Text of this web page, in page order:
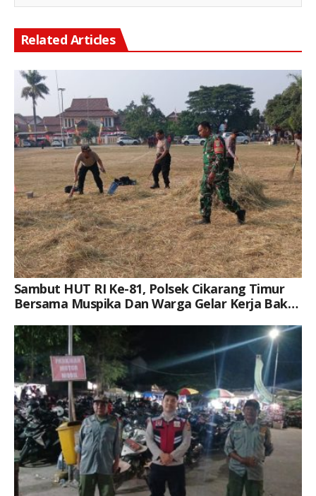
Related Articles
Keterangan Gambar: Personel Polsek Cikarang Timur bersama TNI, Satpol PP, dan unsur Muspika melaksanakan kerja bakti membersihkan Lapangan Plaza Kecamatan Cikarang Timur, Desa Jatibaru, Kamis (06/08/2026), dalam rangka menyambut HUT ke-81 Kemerdekaan Republik Indonesia.
Sambut HUT RI Ke-81, Polsek Cikarang Timur
Bersama Muspika Dan Warga Gelar Kerja Bakti
Keterangan Gambar: Brigpol Jerico Pasaribu, S.H., M.H., Saat Kegiatan